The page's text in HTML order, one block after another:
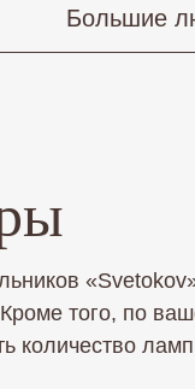
Большие
Кроме того, по
количество